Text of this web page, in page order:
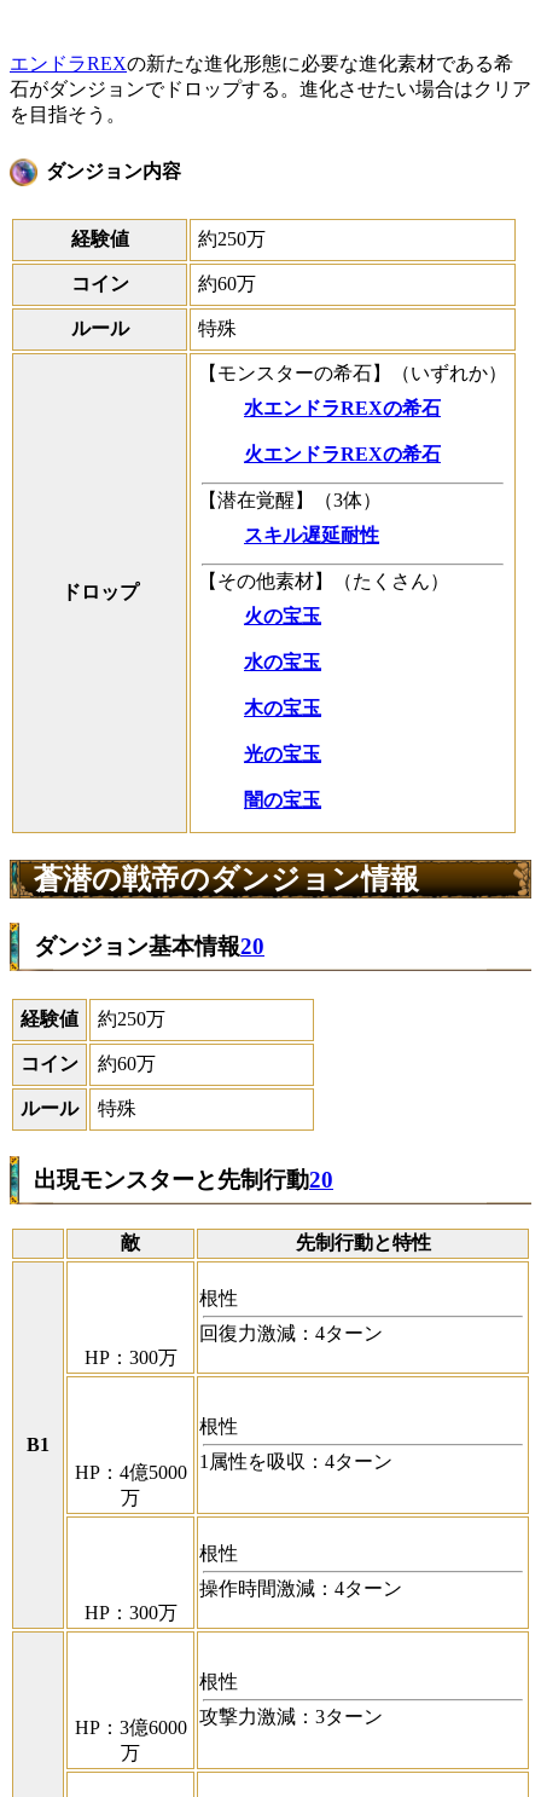
エンドラREXの新たな進化形態に必要な進化素材である希
石がダンジョンでドロップする。進化させたい場合はクリア
を目指そう。
ダンジョン内容
経験値 約250万
コイン 約60万
ルール 特殊
ドロップ
【モンスターの希石】（いずれか）
水エンドラREXの希石
火エンドラREXの希石
【潜在覚醒】（3体）
スキル遅延耐性
【その他素材】（たくさん）
火の宝玉
水の宝玉
木の宝玉
光の宝玉
闇の宝玉
蒼潜の戦帝のダンジョン情報
ダンジョン基本情報20
経験値 約250万
コイン 約60万
ルール 特殊
出現モンスターと先制行動20
敵 先制行動と特性
B1
HP：300万
根性
回復力激減：4ターン
HP：4億5000
万
根性
1属性を吸収：4ターン
HP：300万
根性
操作時間激減：4ターン
HP：3億6000
万
根性
攻撃力激減：3ターン